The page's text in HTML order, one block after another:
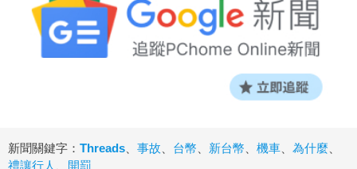
新聞關鍵字： Threads 事故 台幣 新台幣 機車 為什麼
禮讓行人
開罰